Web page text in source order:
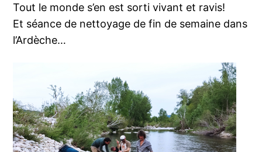
Tout le monde s’en est sorti vivant et ravis!
Et séance de nettoyage de fin de semaine dans
l’Ardèche…